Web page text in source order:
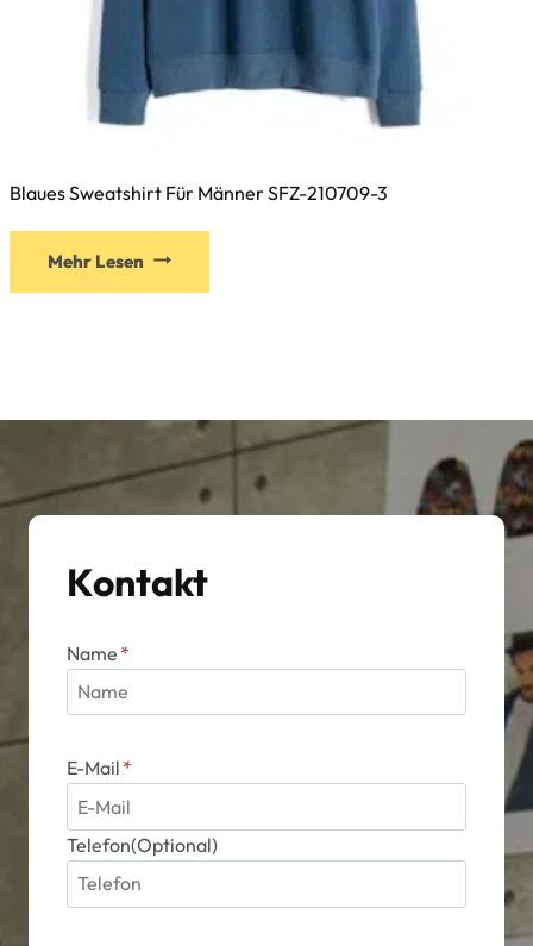
Blaues Sweatshirt Für Männer SFZ-210709-3
Mehr Lesen
Kontakt
Name *
E-Mail *
Telefon(Optional)